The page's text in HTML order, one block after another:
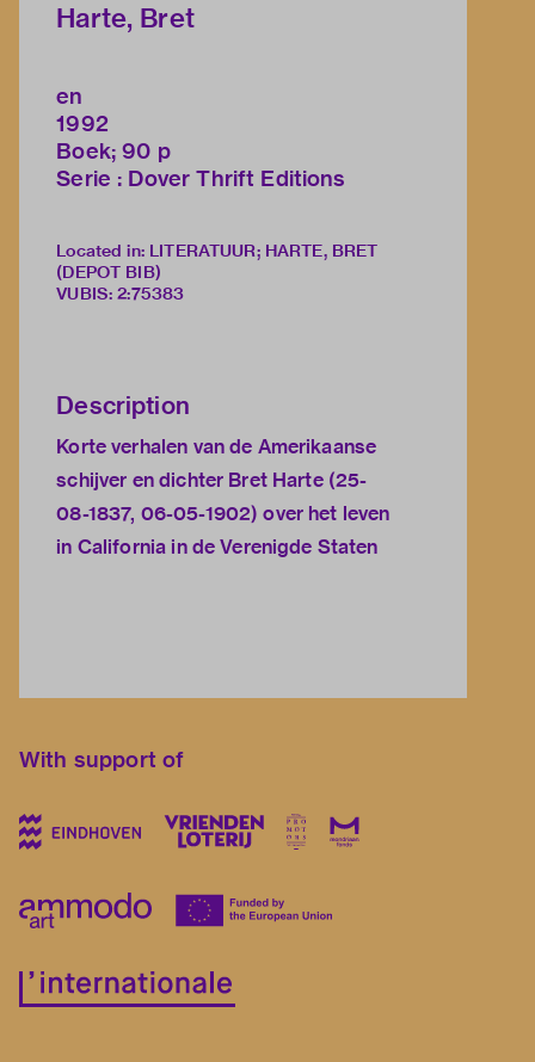
Harte, Bret
en
1992
Boek; 90 p
Serie : Dover Thrift Editions
Located in: LITERATUUR; HARTE, BRET
(DEPOT BIB)
VUBIS: 2:75383
Description
Korte verhalen van de Amerikaanse
schijver en dichter Bret Harte (25-
08-1837, 06-05-1902) over het leven
in California in de Verenigde Staten
With support of